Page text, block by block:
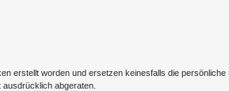
erstellt worden und ersetzen keinesfalls die
abgeraten.